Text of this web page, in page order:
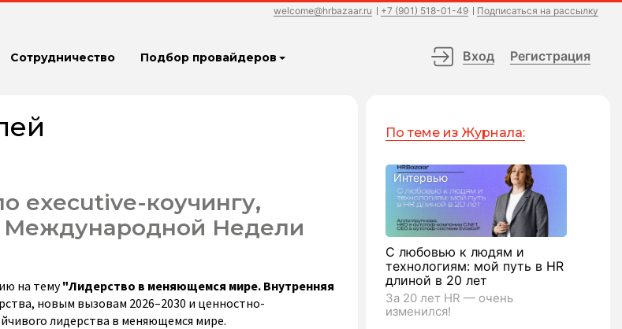
welcome@hrbazaar.ru +7 (901) 518-01-49 Подписаться на рассылку
Сотрудничество Подбор провайдеров Вход Регистрация
executive-коучингу,
Международной Недели
на тему"Лидерство в меняющемся мире. Внутренняя
новым вызовам 2026–2030 и ценностно-
лидерства в меняющемся мире.
По теме из Журнала:
Интервью
С любовью к людям и
технологиям: мой путь в HR
длиной в 20 лет
За 20 лет HR — очень
изменился!